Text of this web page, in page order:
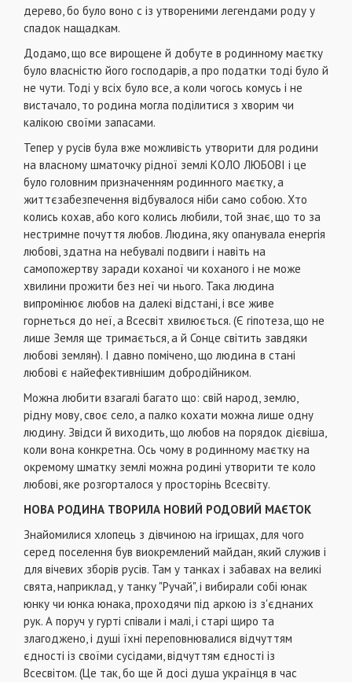
дерево, бо було воно с із утвореними легендами роду у
спадок нащадкам.
Додамо, що все вирощене й добуте в родинному маєтку
було власністю його господарів, а про податки тоді було й
не чути. Тоді у всіх було все, а коли чогось комусь і не
вистачало, то родина могла поділитися з хворим чи
калікою своїми запасами.
Тепер у русів була вже можливість утворити для родини
на власному шматочку рідної землі КОЛО ЛЮБОВІ і це
було головним призначенням родинного маєтку, а
життєзабезпечення відбувалося ніби само собою. Хто
колись кохав, або кого колись любили, той знає, що то за
нестримне почуття любов. Людина, яку опанувала енергія
любові, здатна на небувалі подвиги і навіть на
самопожертву заради коханої чи коханого і не може
хвилини прожити без неї чи нього. Така людина
випромінює любов на далекі відстані, і все живе
горнеться до неї, а Всесвіт хвилюється. (Є гіпотеза, що не
лише Земля ще тримається, а й Сонце світить завдяки
любові землян). І давно помічено, що людина в стані
любові є найефективнішим добродійником.
Можна любити взагалі багато що: свій народ, землю,
рідну мову, своє село, а палко кохати можна лише одну
людину. Звідси й виходить, що любов на порядок дієвіша,
коли вона конкретна. Ось чому в родинному маєтку на
окремому шматку землі можна родині утворити те коло
любові, яке розгорталося у просторінь Всесвіту.
НОВА РОДИНА ТВОРИЛА НОВИЙ РОДОВИЙ МАЄТОК
Знайомилися хлопець з дівчиною на ігрищах, для чого
серед поселення був виокремлений майдан, який служив і
для вічевих зборів русів. Там у танках і забавах на великі
свята, наприклад, у танку "Ручай", і вибирали собі юнак
юнку чи юнка юнака, проходячи під аркою із з'єднаних
рук. А поруч у гурті співали і малі, і старі щиро та
злагоджено, і душі їхні переповнювалися відчуттям
єдності із своїми сусідами, відчуттям єдності із
Всесвітом. (Це так, бо ще й досі душа українця в час